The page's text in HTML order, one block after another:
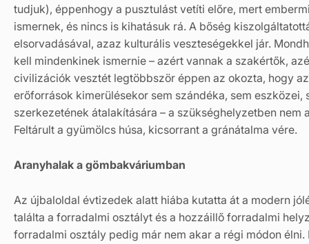
tudjuk), éppenhogy a pusztulást vetíti előre, mert
ismernek, és nincs is kihatásuk rá. A bőség
elsorvadásával, azaz kulturális veszteségekkel jár.
kell mindenkinek ismernie – azért vannak a szakértők,
civilizációk vesztét legtöbbször éppen az okozta, hogy
erőforrások kimerülésekor sem szándéka, sem eszközei,
szerkezetének átalakítására – a szükséghelyzetben nem
Feltárult a gyümölcs húsa, kicsorrant a gránátalma vére.
Aranyhalak a gömbakváriumban
Az újbaloldal évtizedek alatt hiába kutatta át a modern
találta a forradalmi osztályt és a hozzáillő forradalmi
forradalmi osztály pedig már nem akar a régi módon